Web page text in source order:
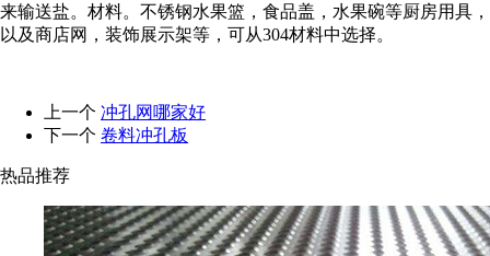
来输送盐。材料。不锈钢水果篮，食品盖，水果碗等厨房用具，
以及商店网，装饰展示架等，可从304材料中选择。
上一个 冲孔网哪家好
下一个 卷料冲孔板
热品推荐